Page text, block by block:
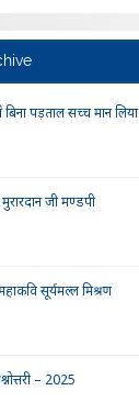
पड़ताल सच्च मान लिया
जी मण्डपी
सूर्यमल्ल मिश्रण
– 2025